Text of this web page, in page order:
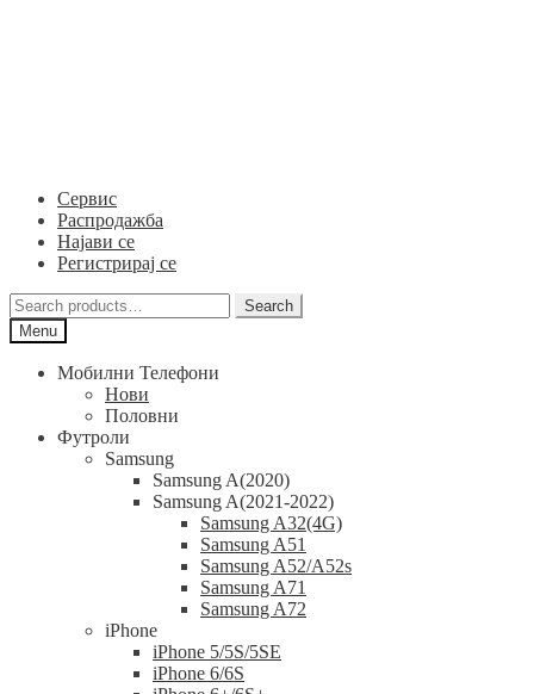
Сервис
Распродажба
Најави се
Регистрирај се
Search
for:
Search
Menu
Мобилни Телефони
Нови
Половни
Футроли
Samsung
Samsung A(2020)
Samsung A(2021-2022)
Samsung A32(4G)
Samsung A51
Samsung A52/A52s
Samsung A71
Samsung A72
iPhone
iPhone 5/5S/5SE
iPhone 6/6S